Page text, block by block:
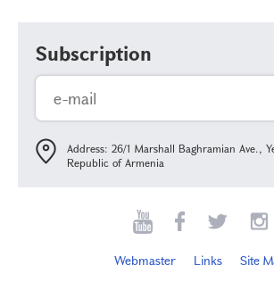
Subscription
Address: 26/1 Marshall Baghramian Ave.,
Republic of Armenia
Webmaster Links Site